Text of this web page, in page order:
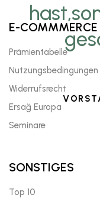
E-COMMMERCE
Prämientabelle
Nutzungsbedingungen
Widerrufsrecht
Ersağ Europa
Seminare
SONSTIGES
Top 10